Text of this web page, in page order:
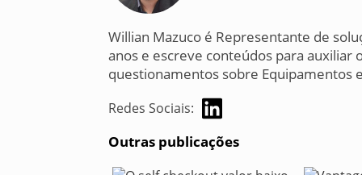
Willian Mazuco é Representante de
anos e escreve conteúdos para auxiliar
questionamentos sobre Equipamentos
Redes Sociais:
Outras publicações